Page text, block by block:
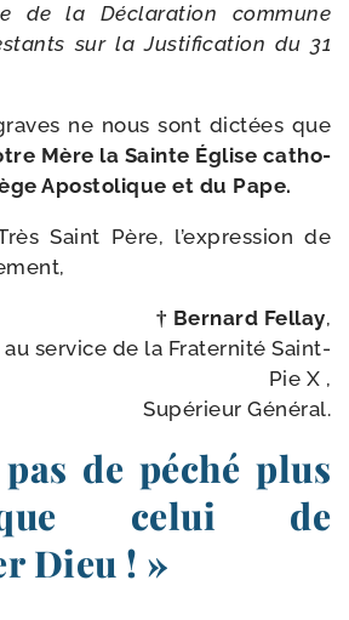
de la Déclaration com­mune
sur la Justification du 31
ne nous sont dic­tées que
Mère la Sainte Église catho­
Apostolique et du Pape.
Saint Père, l’ex­pres­sion de
† Bernard Fellay,
ser­vice de la Fraternité Saint-​
Pie X ,
Supérieur Général.
de péché plus
celui de
Dieu ! »